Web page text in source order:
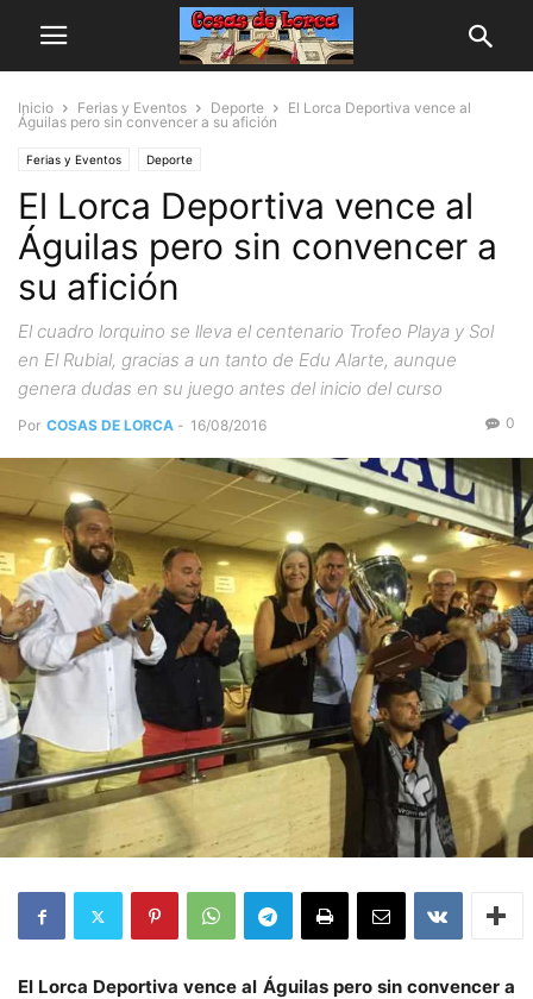
Inicio Ferias y Eventos Deporte
El Lorca Deportiva vence al
Águilas pero sin convencer a su afición
Ferias y Eventos Deporte
El Lorca Deportiva vence al
Águilas pero sin convencer a
su afición
El cuadro lorquino se lleva el centenario Trofeo Playa y Sol
en El Rubial, gracias a un tanto de Edu Alarte, aunque
genera dudas en su juego antes del inicio del curso
Por COSAS DE LORCA - 16/08/2016 0
El Lorca Deportiva vence al Águilas pero sin convencer a